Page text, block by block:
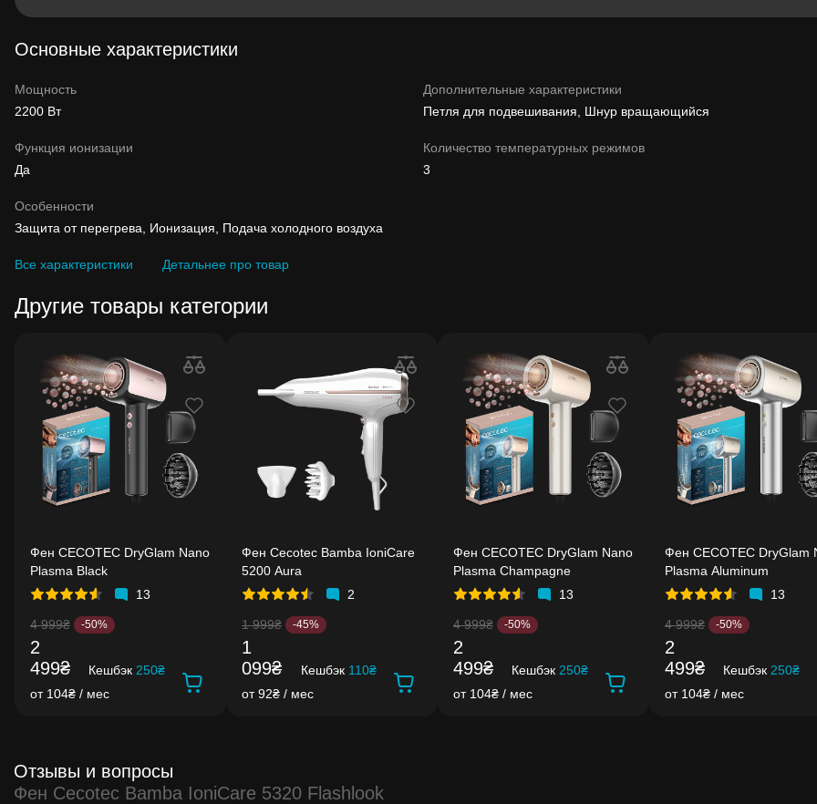
Основные характеристики
Мощность
2200 Вт
Дополнительные характеристики
Петля для подвешивания, Шнур вращающийся
Функция ионизации
Да
Количество температурных режимов
3
Особенности
Защита от перегрева, Ионизация, Подача холодного воздуха
Все характеристики Детальнее про товар
Другие товары категории
Фен CECOTEC DryGlam Nano
Plasma Black
13
4 999₴ -50%
2
499₴
Кешбэк 250₴
от 104₴ / мес
Фен Cecotec Bamba IoniCare
5200 Aura
2
1 999₴ -45%
1
099₴
Кешбэк 110₴
от 92₴ / мес
Фен CECOTEC DryGlam Nano
Plasma Champagne
13
4 999₴ -50%
2
499₴
Кешбэк 250₴
от 104₴ / мес
Фен CECOTEC DryGlam
Plasma Aluminum
13
4 999₴ -50%
2
499₴
Кешбэк 250₴
от 104₴ / мес
Отзывы и вопросы
Фен Cecotec Bamba IoniCare 5320 Flashlook